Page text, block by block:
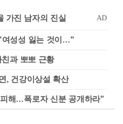
여성성 잃는 것이…"
과 뽀뽀 근황
, 건강이상설 확산
해…폭로자 신분 공개하라"